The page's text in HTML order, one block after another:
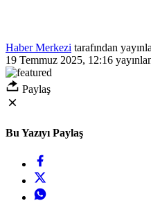
Haber Merkezi tarafından
19 Temmuz 2025, 12:16
Paylaş
Bu Yazıyı Paylaş